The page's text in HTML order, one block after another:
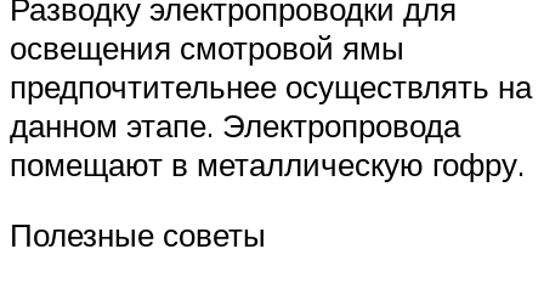
Разводку электропроводки для
освещения смотровой ямы
предпочтительнее осуществлять на
данном этапе. Электропровода
помещают в металлическую гофру.
Полезные советы